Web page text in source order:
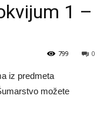
1 –
0
799
iz predmeta
možete